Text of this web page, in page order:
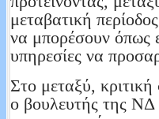
μεταβατική
να μπορέσουν όπως
υπηρεσίες να
Στο μεταξύ,
ο βουλευτής της